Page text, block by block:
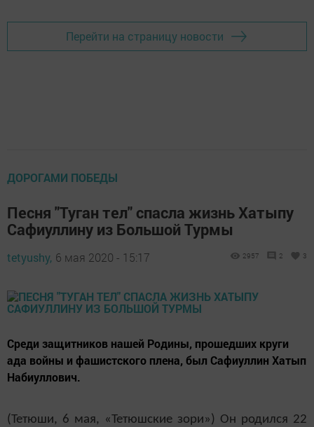
Перейти на страницу новости
ДОРОГАМИ ПОБЕДЫ
Песня "Туган тел" спасла жизнь Хатыпу
Сафиуллину из Большой Турмы
tetyushy, 6 мая 2020 - 15:17 2957 2 3
Среди защитников нашей Родины, прошедших круги
ада войны и фашистского плена, был Сафиуллин Хатып
Набиуллович.
(Тетюши, 6 мая, «Тетюшские зори») Он родился 22